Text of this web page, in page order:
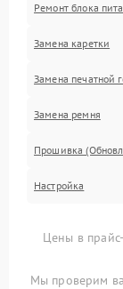
Ремонт блока
Замена каретки
Замена печатной
Замена ремня
Прошивка
Настройка
Цены в
Мы проверим